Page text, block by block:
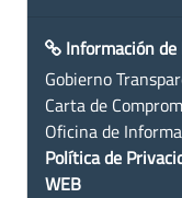
Información
Gobierno
Carta de
Oficina de
Política de
WEB